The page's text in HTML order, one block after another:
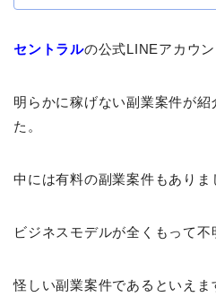
セントラルの公式LINEアカウン
明らかに稼げない副業案件が
た。
中には有料の副業案件もありま
ビジネスモデルが全くもって不
怪しい副業案件であるといえま